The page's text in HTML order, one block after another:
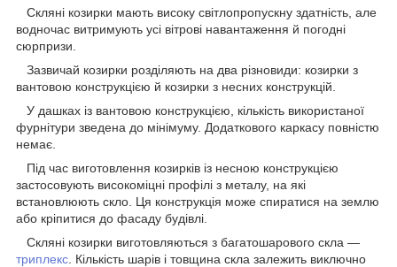
Скляні козирки мають високу світлопропускну здатність, але
водночас витримують усі вітрові навантаження й погодні
сюрпризи.
Зазвичай козирки розділяють на два різновиди: козирки з
вантовою конструкцією й козирки з несних конструкцій.
У дашках із вантовою конструкцією, кількість використаної
фурнітури зведена до мінімуму. Додаткового каркасу повністю
немає.
Під час виготовлення козирків із несною конструкцією
застосовують високоміцні профілі з металу, на які
встановлюють скло. Ця конструкція може спиратися на землю
або кріпитися до фасаду будівлі.
Скляні козирки виготовляються з багатошарового скла —
триплекс . Кількість шарів і товщина скла залежить виключно